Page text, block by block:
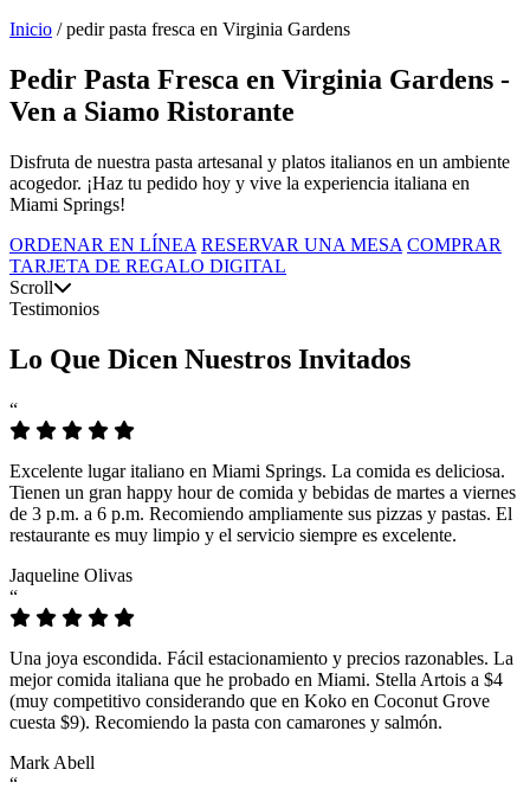
Inicio / pedir pasta fresca en Virginia Gardens
Pedir Pasta Fresca en Virginia Gardens -
Ven a Siamo Ristorante
Disfruta de nuestra pasta artesanal y platos italianos en un ambiente
acogedor. ¡Haz tu pedido hoy y vive la experiencia italiana en
Miami Springs!
ORDENAR EN LÍNEA RESERVAR UNA MESA COMPRAR
TARJETA DE REGALO DIGITAL
Scroll
Testimonios
Lo Que Dicen Nuestros Invitados
“
Excelente lugar italiano en Miami Springs. La comida es deliciosa.
Tienen un gran happy hour de comida y bebidas de martes a viernes
de 3 p.m. a 6 p.m. Recomiendo ampliamente sus pizzas y pastas. El
restaurante es muy limpio y el servicio siempre es excelente.
Jaqueline Olivas
“
Una joya escondida. Fácil estacionamiento y precios razonables. La
mejor comida italiana que he probado en Miami. Stella Artois a $4
(muy competitivo considerando que en Koko en Coconut Grove
cuesta $9). Recomiendo la pasta con camarones y salmón.
Mark Abell
“